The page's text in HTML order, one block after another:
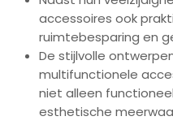
accessoires ook
ruimtebesparing en
De stijlvolle
multifunctionele
niet alleen
esthetische